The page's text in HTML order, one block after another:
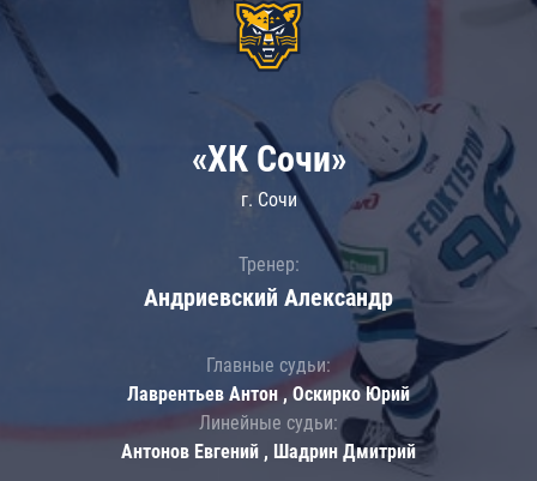
«ХК Сочи»
г. Сочи
Тренер:
Андриевский Александр
Главные судьи:
Лаврентьев Антон , Оскирко Юрий
Линейные судьи:
Антонов Евгений , Шадрин Дмитрий